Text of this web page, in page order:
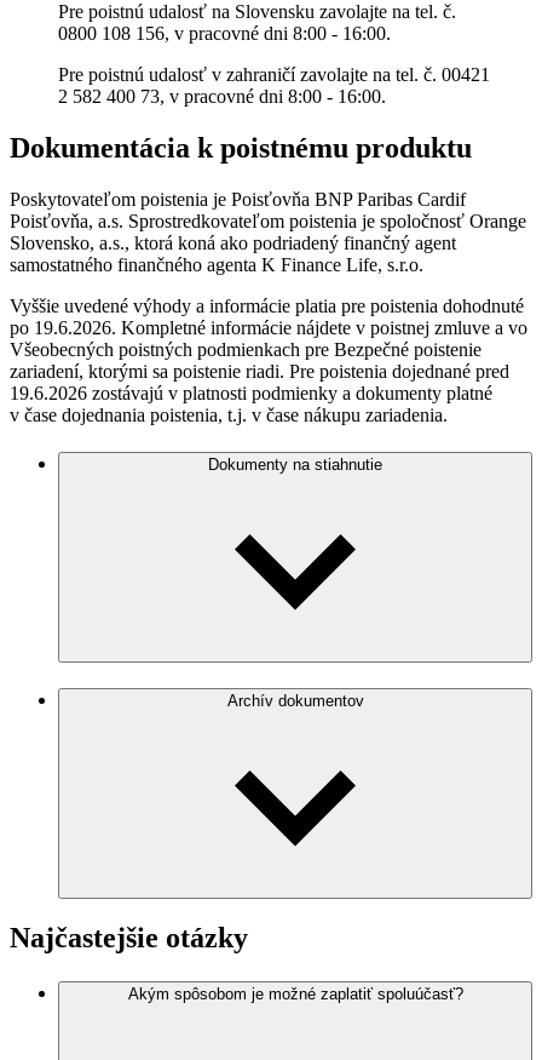
Pre poistnú udalosť na Slovensku zavolajte na tel. č.
0800 108 156, v pracovné dni 8:00 - 16:00.
Pre poistnú udalosť v zahraničí zavolajte na tel. č. 00421
2 582 400 73, v pracovné dni 8:00 - 16:00.
Dokumentácia k poistnému produktu
Poskytovateľom poistenia je Poisťovňa BNP Paribas Cardif
Poisťovňa, a.s. Sprostredkovateľom poistenia je spoločnosť Orange
Slovensko, a.s., ktorá koná ako podriadený finančný agent
samostatného finančného agenta K Finance Life, s.r.o.
Vyššie uvedené výhody a informácie platia pre poistenia dohodnuté
po 19.6.2026. Kompletné informácie nájdete v poistnej zmluve a vo
Všeobecných poistných podmienkach pre Bezpečné poistenie
zariadení, ktorými sa poistenie riadi. Pre poistenia dojednané pred
19.6.2026 zostávajú v platnosti podmienky a dokumenty platné
v čase dojednania poistenia, t.j. v čase nákupu zariadenia.
Dokumenty na stiahnutie
Archív dokumentov
Najčastejšie otázky
Akým spôsobom je možné zaplatiť spoluúčasť?